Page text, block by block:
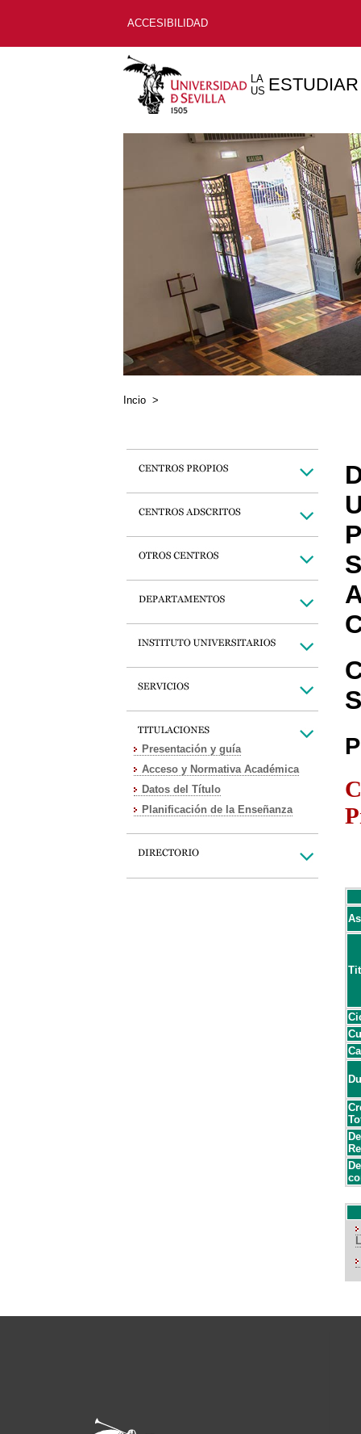
ACCESIBILIDAD
LA
US ESTUDIAR
Incio >
Presentación y guía
Acceso y Normativa Académica
Datos del Título
Planificación de la Enseñanza